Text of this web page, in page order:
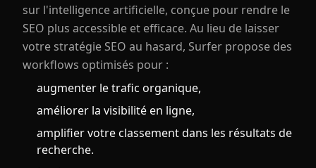
sur l'intelligence artificielle, conçue pour rendre le
SEO plus accessible et efficace. Au lieu de laisser
votre stratégie SEO au hasard, Surfer propose des
workflows optimisés pour :
augmenter le trafic organique,
améliorer la visibilité en ligne,
amplifier votre classement dans les résultats de
recherche.